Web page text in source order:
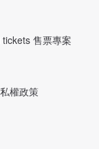
tickets 售票專案
權政策